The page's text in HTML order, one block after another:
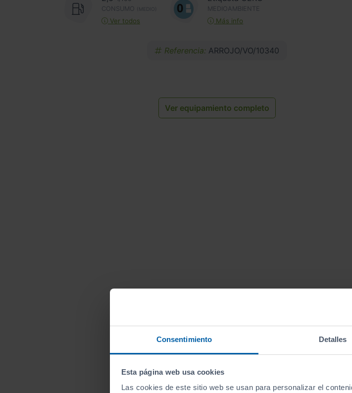
Consentimiento Detalles
Esta página web usa cookies
Las cookies de este sitio web se usan para personalizar el
CONSUMO
(MEDIO)
Ver todos
MEDIOAMBIENTE
Más info
Referencia: ARROJO/VO/10340
Ver equipamiento completo